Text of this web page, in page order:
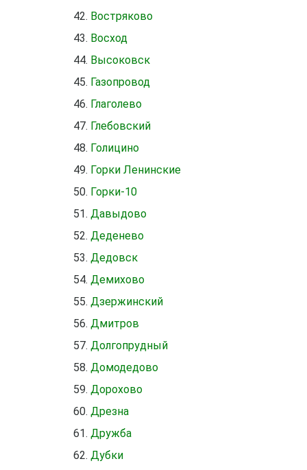
Востряково
Восход
Высоковск
Газопровод
Глаголево
Глебовский
Голицино
Горки Ленинские
Горки-10
Давыдово
Деденево
Дедовск
Демихово
Дзержинский
Дмитров
Долгопрудный
Домодедово
Дорохово
Дрезна
Дружба
Дубки